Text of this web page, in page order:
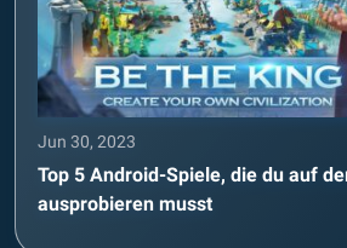
Jun 30, 2023
Top 5 Android-Spiele, die du auf
ausprobieren musst